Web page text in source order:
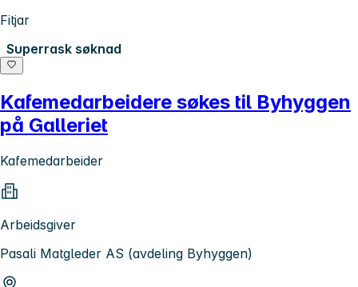
Fitjar
Superrask søknad
Kafemedarbeidere søkes til Byhyggen
på Galleriet
Kafemedarbeider
Arbeidsgiver
Pasali Matgleder AS (avdeling Byhyggen)